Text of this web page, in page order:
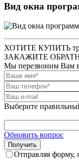
Вид окна
ХОТИТЕ КУПИТЬ
ЗАКАЖИТЕ
Мы перезвоним Вам
Выберите
Обновить вопрос
Отправляя форму,